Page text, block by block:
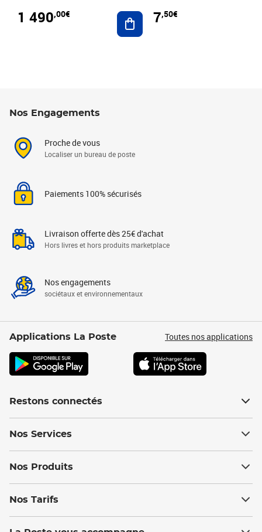
1 490,00€ Ajouter au panier
7,50€
Nos Engagements
Proche de vous
Localiser un bureau de poste
Paiements 100% sécurisés
Livraison offerte dès 25€ d'achat
Hors livres et hors produits marketplace
Nos engagements
sociétaux et environnementaux
Applications La Poste Toutes nos applications
Restons connectés
Nos Services
Nos Produits
Nos Tarifs